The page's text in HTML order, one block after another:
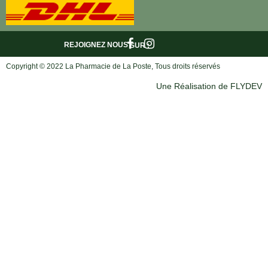
SUR :
REJOIGNEZ NOUS
Copyright © 2022 La Pharmacie de La Poste, Tous droits réservés
Une Réalisation de FLYDEV